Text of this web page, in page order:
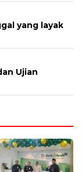
yang layak
Ujian